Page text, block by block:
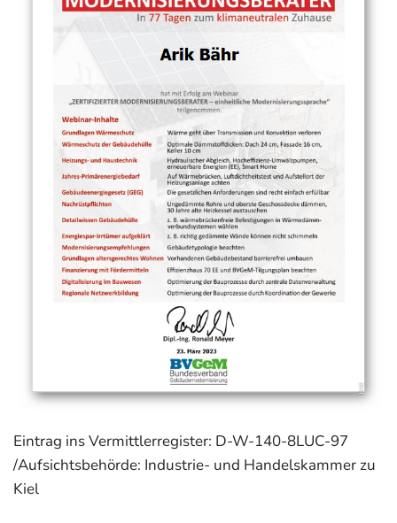
Eintrag ins Vermittlerregister: D-W-140-8LUC-97
/Aufsichtsbehörde: Industrie- und Handelskammer zu
Kiel